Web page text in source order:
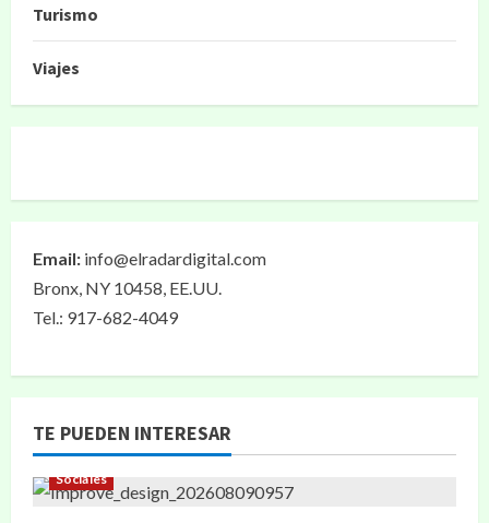
Turismo
Viajes
Email: info@elradardigital.com
Bronx, NY 10458, EE.UU.
Tel.: 917-682-4049
TE PUEDEN INTERESAR
Sociales